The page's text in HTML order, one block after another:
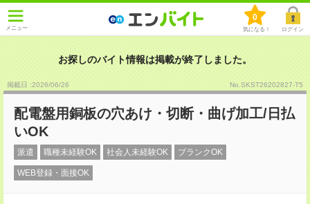
メニュー
0
気になる！ ログイン
お探しのバイト情報は掲載が終了しました。
掲載日 :2026/06/26 No.SKST26202827-T5
配電盤用銅板の穴あけ・切断・曲げ加工/日払
いOK
派遣 職種未経験OK 社会人未経験OK ブランクOK
WEB登録・面接OK